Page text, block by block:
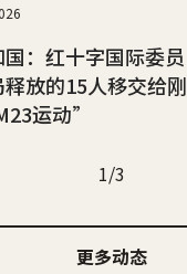
：红十字国际委员
放的15人移交给刚
运动”
1/3
1/3
更多动态